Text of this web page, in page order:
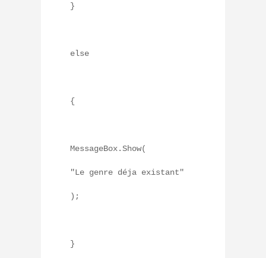
}
else
{
MessageBox.Show(
"Le genre déja existant"
);
}